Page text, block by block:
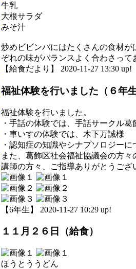
牛乳
大根サラダ
みそ汁
炒めビビンバにはたくさんの食材
ぞれの味がバランスよく合わさって
【給食だより】 2020-11-27 13:30 up!
福祉体験を行いました（６年生
福祉体験を行いました。
・手話の体験では、手話サークル
・車いすの体験では、木下万誠様
・認知症の知識やシナプソロジー
また、葛飾区社会福祉協議会の方
講師の方々、ご指導ありがとうござ
【6年生】 2020-11-27 10:29 up!
１１月２６日（給食）
ほうとううどん